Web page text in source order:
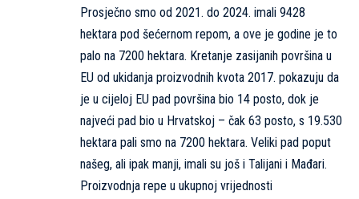
Prosječno smo od 2021. do 2024. imali 9428
hektara pod šećernom repom, a ove je godine je to
palo na 7200 hektara. Kretanje zasijanih površina u
EU od ukidanja proizvodnih kvota 2017. pokazuju da
je u cijeloj EU pad površina bio 14 posto, dok je
najveći pad bio u Hrvatskoj – čak 63 posto, s 19.530
hektara pali smo na 7200 hektara. Veliki pad poput
našeg, ali ipak manji, imali su još i Talijani i Mađari.
Proizvodnja repe u ukupnoj vrijednosti